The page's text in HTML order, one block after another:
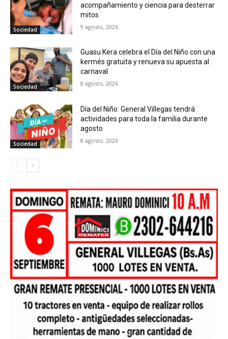
Sociedad
acompañamiento y ciencia para desterrar
mitos
9 agosto, 2026
Sociedad
Guasu Kera celebra el Día del Niño con una
kermés gratuita y renueva su apuesta al
carnaval
8 agosto, 2026
Sociedad
Día del Niño: General Villegas tendrá
actividades para toda la familia durante
agosto
8 agosto, 2026